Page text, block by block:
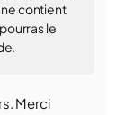
contient
le
Merci